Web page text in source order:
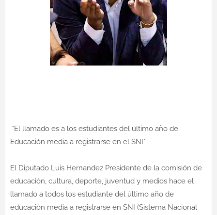
"El llamado es a los estudiantes del último año de
Educación media a registrarse en el SNI"
El Diputado Luis Hernandez Presidente de la comisión de
educación, cultura, deporte, juventud y medios hace el
llamado a todos los estudiante del último año de
educación media a registrarse en SNI (Sistema Nacional